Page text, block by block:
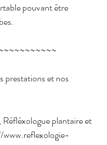
pouvant être
prestations et nos
plantaire et